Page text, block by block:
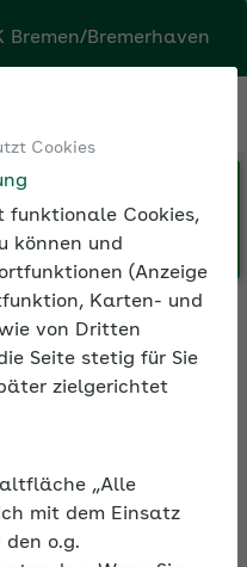
Cookies
funktionale Cookies,
können und
(Anzeige
Karten- und
von Dritten
Seite stetig für Sie
zielgerichtet
„Alle
mit dem Einsatz
o.g.
KontaktMenü
Sie Ihre
möchten.
Seminarvideos
und Datenaustausch
und
funktioniert, zeigt
AOK am Beispiel